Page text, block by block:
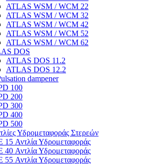
ATLAS WSM / WCM 22
ATLAS WSM / WCM 32
ATLAS WSM / WCM 42
ATLAS WSM / WCM 52
ATLAS WSM / WCM 62
DOS
ATLAS DOS 11.2
ATLAS DOS 12.2
dampener
100
200
300
400
500
Υδρομεταφοράς Στερεών
15 Αντλία Υδρομεταφοράς
40 Αντλία Υδρομεταφοράς
55 Αντλία Υδρομεταφοράς